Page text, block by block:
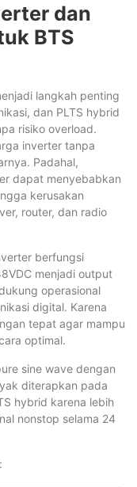
dan
BTS
langkah penting
dan PLTS hybrid
risiko overload.
inverter tanpa
Padahal,
dapat menyebabkan
kerusakan
router, dan radio
berfungsi
menjadi output
operasional
digital. Karena
tepat agar mampu
optimal.
sine wave dengan
diterapkan pada
hybrid karena lebih
nonstop selama 24